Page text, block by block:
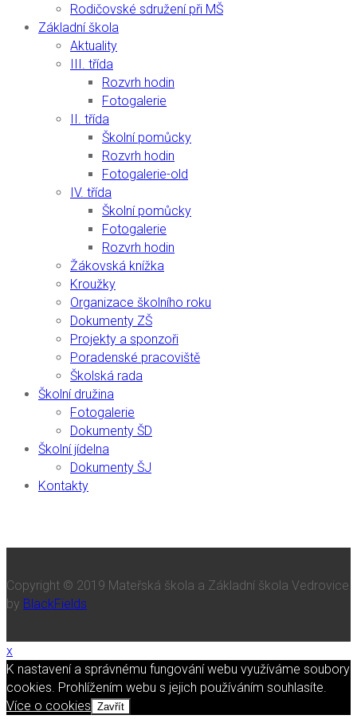
Rodičovské sdružení při MŠ
Základní škola
Aktuality
III. třída
Rozvrh hodin
Fotogalerie
II. třída
Školní pomůcky
Rozvrh hodin
Fotogalerie-old
IV. třída
Školní pomůcky
Fotogalerie
Rozvrh hodin
Žákovská knížka
Kroužky
Organizace školního roku
Dokumenty ZŠ
Projekty a sponzoři
Poradenské pracoviště
Školská rada
Školní družina
Fotogalerie
Dokumenty ŠD
Školní jídelna
Dokumenty ŠJ
Kontakty
Copyright © 2019 Mateřská škola a Základní škola Vedrovice
by BlackFields
x
K nastavení a správnému fungování webu využíváme soubory
cookies. Prohlížením webu s jejich používáním souhlasíte.
Více o cookies Zavřít